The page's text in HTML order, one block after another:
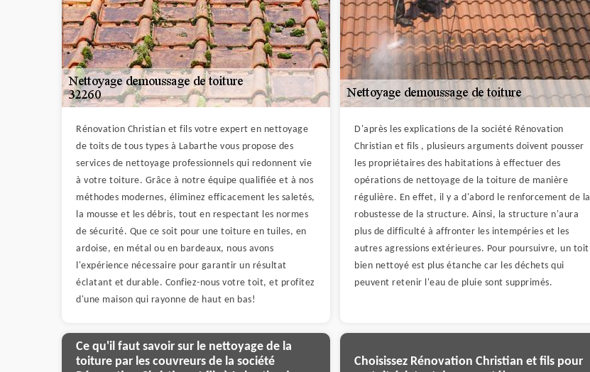
Rénovation Christian et fils votre expert en nettoyage
de toits de tous types à Labarthe vous propose des
services de nettoyage professionnels qui redonnent vie
à votre toiture. Grâce à notre équipe qualifiée et à nos
méthodes modernes, éliminez efficacement les saletés,
la mousse et les débris, tout en respectant les normes
de sécurité. Que ce soit pour une toiture en tuiles, en
ardoise, en métal ou en bardeaux, nous avons
l'expérience nécessaire pour garantir un résultat
éclatant et durable. Confiez-nous votre toit, et profitez
d'une maison qui rayonne de haut en bas!
D'après les explications de la société Rénovation
Christian et fils , plusieurs arguments doivent pousser
les propriétaires des habitations à effectuer des
opérations de nettoyage de la toiture de manière
régulière. En effet, il y a d'abord le renforcement de la
robustesse de la structure. Ainsi, la structure n'aura
plus de difficulté à affronter les intempéries et les
autres agressions extérieures. Pour poursuivre, un toit
bien nettoyé est plus étanche car les déchets qui
peuvent retenir l'eau de pluie sont supprimés.
Ce qu'il faut savoir sur le nettoyage de la
toiture par les couvreurs de la société
Choisissez Rénovation Christian et fils pour